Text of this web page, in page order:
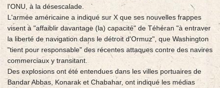
l'ONU, à la désescalade.
L'armée américaine a indiqué sur X que ses nouvelles frappes
visent à "affaiblir davantage (la) capacité" de Téhéran "à entraver
la liberté de navigation dans le détroit d'Ormuz", que Washington
"tient pour responsable" des récentes attaques contre des navires
commerciaux y transitant.
Des explosions ont été entendues dans les villes portuaires de
Bandar Abbas, Konarak et Chabahar, ont indiqué les médias